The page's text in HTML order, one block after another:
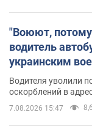
"Воюют,
водитель
украинским
Водителя уволили
оскорблений в
7.08.2026 15:47